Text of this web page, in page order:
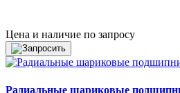
Цена и наличие по запросу
Радиальные шариковые